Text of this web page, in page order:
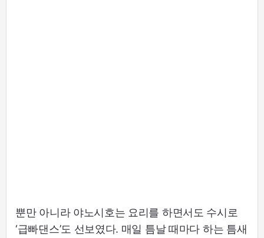
뿐만 아니라 야노시호는 요리를 하면서도 수시로
‘급빠댄스’도 선보였다. 매일 틈날 때마다 하는 틈새